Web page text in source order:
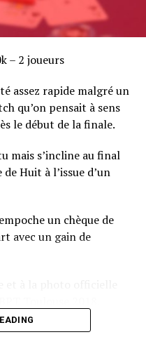
– 2 joueurs
assez rapide malgré un
qu’on pensait à sens
le début de la finale.
mais s’incline au final
Huit à l’issue d’un
un chèque de
avec un gain de